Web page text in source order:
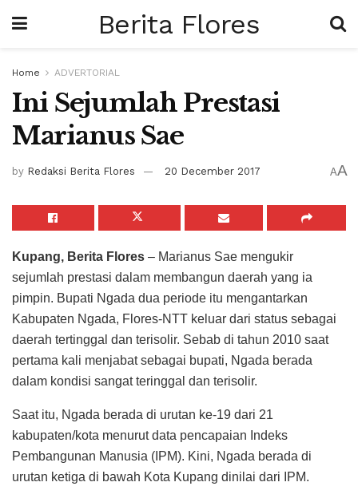
Berita Flores
Home ADVERTORIAL
Ini Sejumlah Prestasi
Marianus Sae
by Redaksi Berita Flores 20 December 2017 AA
Kupang, Berita Flores – Marianus Sae mengukir
sejumlah prestasi dalam membangun daerah yang ia
pimpin. Bupati Ngada dua periode itu mengantarkan
Kabupaten Ngada, Flores-NTT keluar dari status sebagai
daerah tertinggal dan terisolir. Sebab di tahun 2010 saat
pertama kali menjabat sebagai bupati, Ngada berada
dalam kondisi sangat teringgal dan terisolir.
Saat itu, Ngada berada di urutan ke-19 dari 21
kabupaten/kota menurut data pencapaian Indeks
Pembangunan Manusia (IPM). Kini, Ngada berada di
urutan ketiga di bawah Kota Kupang dinilai dari IPM.